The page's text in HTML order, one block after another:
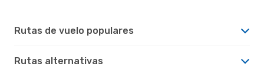
Rutas de vuelo populares
Rutas alternativas